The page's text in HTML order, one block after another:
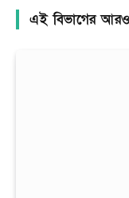
এই বিভাগের